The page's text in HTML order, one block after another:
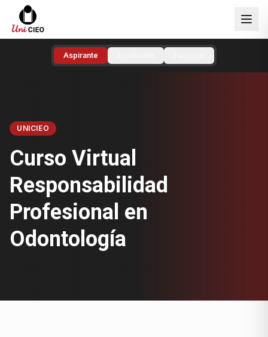
Aspirante
UNICIEO
Curso Virtual
Responsabilidad
Profesional en
Odontología